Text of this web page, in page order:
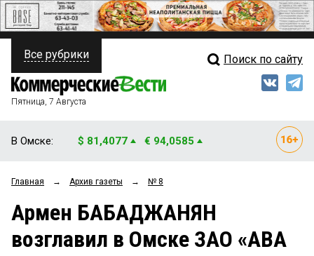
ПОЛИТИКА
ФИНАНСЫ
ОБЩЕСТВО
ЗАКОН
Свежий выпуск
Рейтинги
Блоги
Все рубрики Поиск по сайту
Пятница, 7 Августа
В Омске: $ 81,4077 € 94,0585
Главная → Архив газеты → № 8
Армен БАБАДЖАНЯН
возглавил в Омске ЗАО «АВА